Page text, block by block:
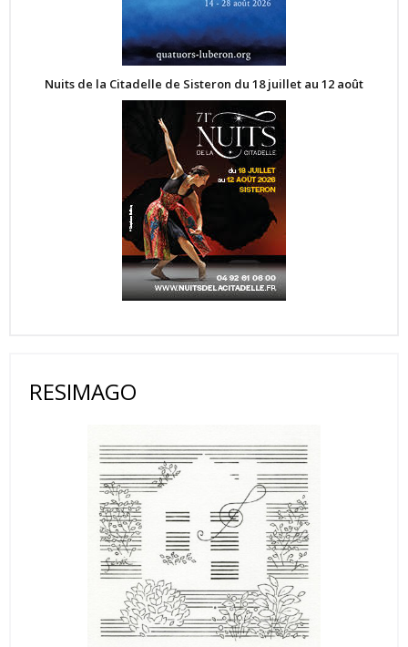
Nuits de la Citadelle de Sisteron du 18 juillet au 12 août
RESIMAGO